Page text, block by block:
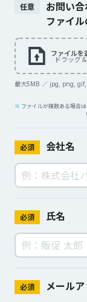
任意
お問い
ファイ
ファイルを
ドラッグ
最大5MB ／ jpg, png,
ファイルが複数ある場合
必須 会社名
必須 氏名
必須 メール